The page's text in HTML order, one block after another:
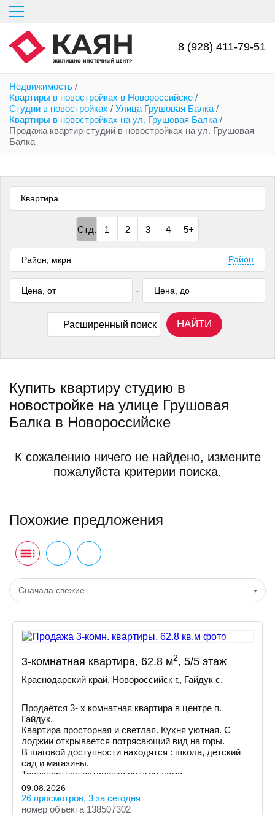
Перейти
основному
содержанию
8 (928) 411-79-51
Недвижимость /
Квартиры в новостройках в Новороссийске /
Студии в новостройках / Улица Грушовая Балка /
Квартиры в новостройках на ул. Грушовая Балка /
Продажа квартир-студий в новостройках на ул. Грушовая
Балка
Квартира
Стд. 1 2 3 4 5+
Район
-
Расширенный поиск НАЙТИ
Купить квартиру студию в
новостройке на улице Грушовая
Балка в Новороссийске
К сожалению ничего не найдено, измените
пожалуйста критерии поиска.
Похожие предложения
Сначала свежие
3-комнатная квартира, 62.8 м2, 5/5 этаж
Краснодарский край, Новороссийск г., Гайдук с.
Продаётся 3- х комнатная квартира в центре п.
Гайдук.
Квартира просторная и светлая. Кухня уютная. С
лоджии открывается потрясающий вид на горы.
В шаговой доступности находятся : школа, детский
сад и магазины.
Транспортная остановка на углу дома.
09.08.2026
26 просмотров, 3 за сегодня
номер объекта 138507302